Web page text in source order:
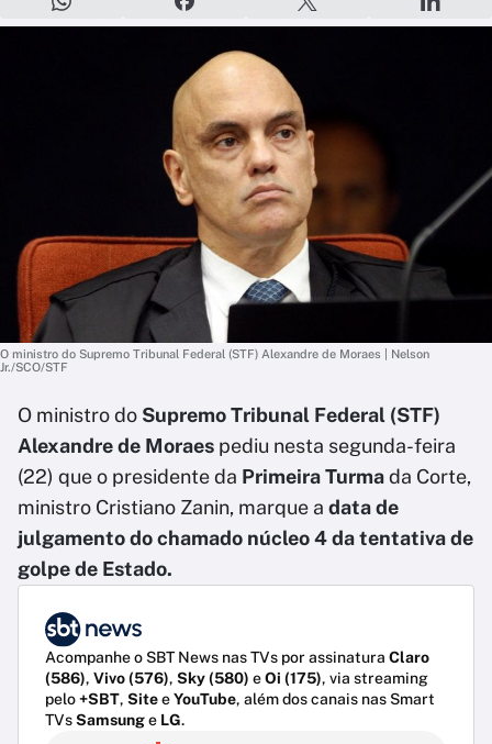
O ministro do Supremo Tribunal Federal (STF) Alexandre de Moraes | Nelson
Jr./SCO/STF
O ministro do Supremo Tribunal Federal (STF)
Alexandre de Moraes pediu nesta segunda-feira
(22) que o presidente da Primeira Turmada Corte,
ministro Cristiano Zanin, marque a data de
julgamento do chamado núcleo 4 da tentativa de
golpe de Estado.
Acompanhe o SBT News nas TVs por assinatura Claro
(586), Vivo (576), Sky (580) eOi (175), via streaming
pelo+SBT, SiteeYouTube, além dos canais nas Smart
TVsSamsunge LG.